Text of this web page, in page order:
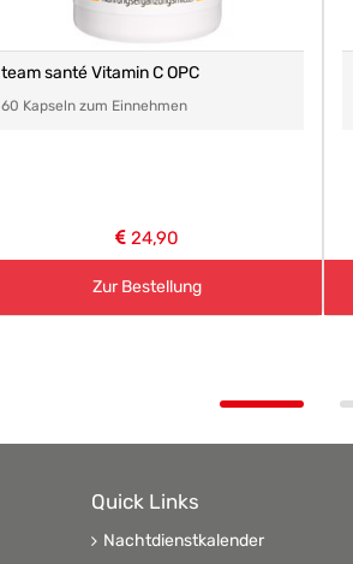
team santé Vitamin C OPC
60 Kapseln zum Einnehmen
24,90
Zur Bestellung
Quick Links
Nachtdienstkalender